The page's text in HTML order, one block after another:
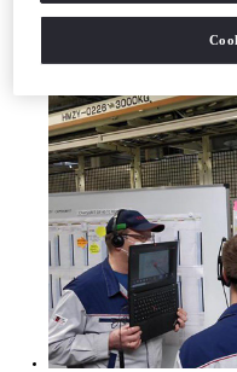
Directe emissiesvan eigen of
Onze doelstelling is dat al onze